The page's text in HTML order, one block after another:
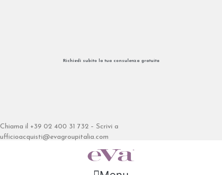
Richiedi subito la tua consulenza gratuita
Chiama il +39 02 400 31 732 – Scrivi a
ufficioacquisti@evagroupitalia.com